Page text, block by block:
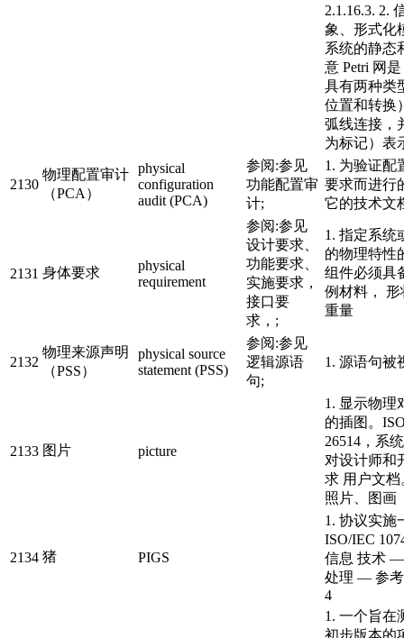
2.1.16.3. 2.
象、形式化
系统的静态
意 Petri 网
具有两种类
位置和转换
弧线连接，
为标记）表
2130
物理配置审计
（PCA）
physical
configuration
audit (PCA)
参阅:参见
功能配置审
计;
1. 为验证配
要求而进行
它的技术文
2131 身体要求
physical
requirement
参阅:参见
设计要求、
功能要求、
实施要求，
接口要
求，;
1. 指定系统
的物理特性
组件必须具
例材料，
重量
2132
物理来源声明
（PSS）
physical source
statement (PSS)
参阅:参见
逻辑源语
句;
1. 源语句被
2133 图片 picture
1. 显示物理
的插图。
26514，系
对设计师和
求 用户文档
照片、图画
2134 猪 PIGS
1. 协议实施
ISO/IEC
信息 技术
处理 — 参
4
1. 一个旨在
初步版本的